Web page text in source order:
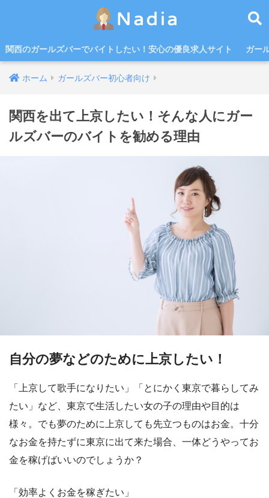
関西のガールズバーでバイトしたい！安心の優良求人サイト ガー
ホーム ガールズバー初心者向け
関西を出て上京したい！そんな人にガー
ルズバーのバイトを勧める理由
自分の夢などのために上京したい！
「上京して歌手になりたい」「とにかく東京で暮らしてみ
たい」など、東京で生活したい女の子の理由や目的は
様々。でも夢のために上京しても先立つものはお金。十分
なお金を持たずに東京に出て来た場合、一体どうやってお
金を稼げばいいのでしょうか？
「効率よくお金を稼ぎたい」